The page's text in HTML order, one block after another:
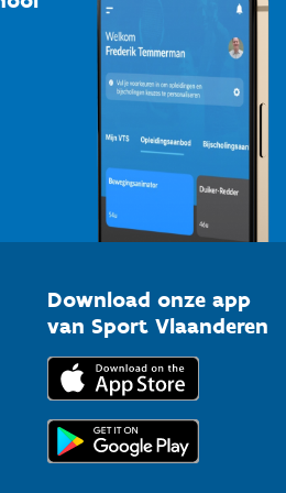
Download onze app
van Sport Vlaanderen